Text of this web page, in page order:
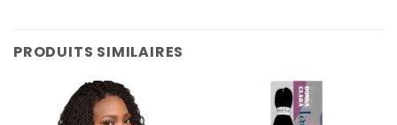
PRODUITS SIMILAIRES